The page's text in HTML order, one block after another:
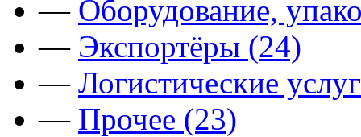
— Оборудование,
— Экспортёры (24)
— Логистические
— Прочее (23)